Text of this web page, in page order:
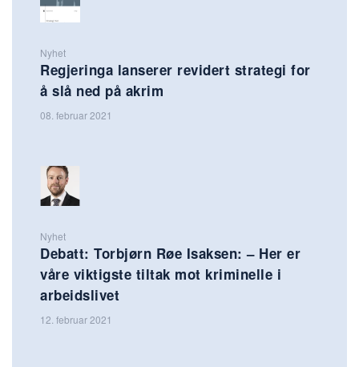
Nyhet
Regjeringa lanserer revidert strategi for
å slå ned på akrim
08. februar 2021
Nyhet
Debatt: Torbjørn Røe Isaksen: – Her er
våre viktigste tiltak mot kriminelle i
arbeidslivet
12. februar 2021